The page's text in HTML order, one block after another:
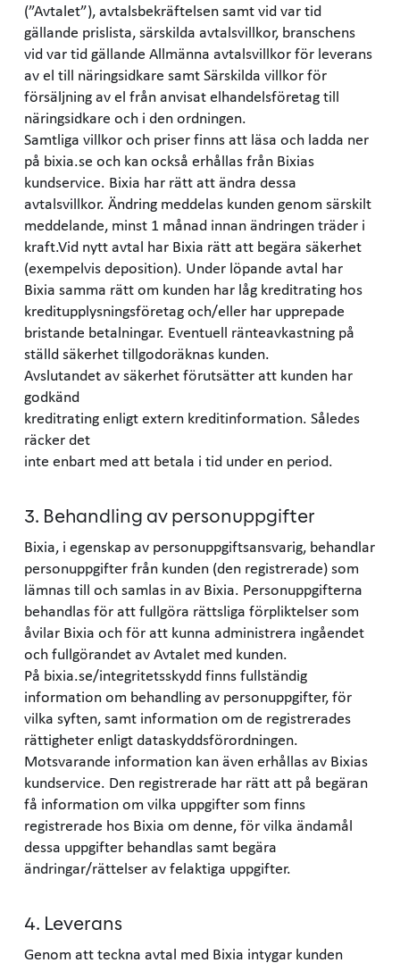
(”Avtalet”), avtalsbekräftelsen samt vid var tid
gällande prislista, särskilda avtalsvillkor, branschens
vid var tid gällande Allmänna avtalsvillkor för leverans
av el till näringsidkare samt Särskilda villkor för
försäljning av el från anvisat elhandelsföretag till
näringsidkare och i den ordningen.
Samtliga villkor och priser finns att läsa och ladda ner
på bixia.se och kan också erhållas från Bixias
kundservice. Bixia har rätt att ändra dessa
avtalsvillkor. Ändring meddelas kunden genom särskilt
meddelande, minst 1 månad innan ändringen träder i
kraft.Vid nytt avtal har Bixia rätt att begära säkerhet
(exempelvis deposition). Under löpande avtal har
Bixia samma rätt om kunden har låg kreditrating hos
kreditupplysningsföretag och/eller har upprepade
bristande betalningar. Eventuell ränteavkastning på
ställd säkerhet tillgodoräknas kunden.
Avslutandet av säkerhet förutsätter att kunden har
godkänd
kreditrating enligt extern kreditinformation. Således
räcker det
inte enbart med att betala i tid under en period.
3. Behandling av personuppgifter
Bixia, i egenskap av personuppgiftsansvarig, behandlar
personuppgifter från kunden (den registrerade) som
lämnas till och samlas in av Bixia. Personuppgifterna
behandlas för att fullgöra rättsliga förpliktelser som
åvilar Bixia och för att kunna administrera ingåendet
och fullgörandet av Avtalet med kunden.
På bixia.se/integritetsskydd finns fullständig
information om behandling av personuppgifter, för
vilka syften, samt information om de registrerades
rättigheter enligt dataskyddsförordningen.
Motsvarande information kan även erhållas av Bixias
kundservice. Den registrerade har rätt att på begäran
få information om vilka uppgifter som finns
registrerade hos Bixia om denne, för vilka ändamål
dessa uppgifter behandlas samt begära
ändringar/rättelser av felaktiga uppgifter.
4. Leverans
Genom att teckna avtal med Bixia intygar kunden